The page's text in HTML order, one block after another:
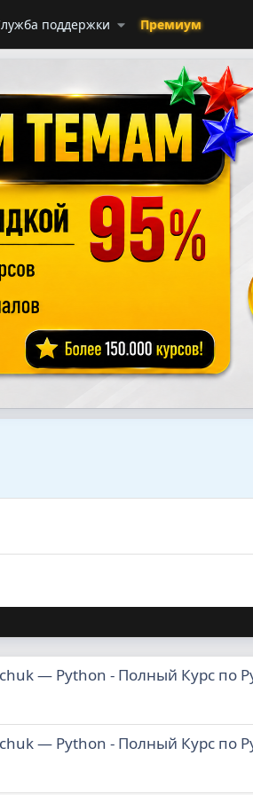
поддержки Премиум
― Python - Полный Курс по
― Python - Полный Курс по